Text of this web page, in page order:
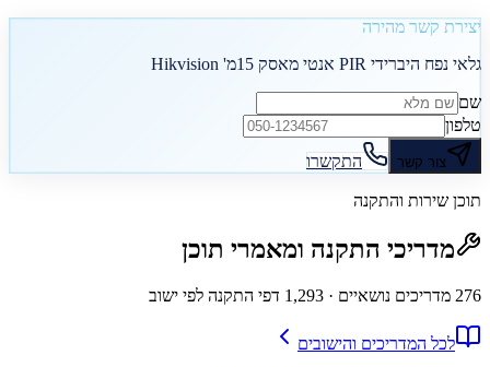
יצירת קשר מהירה
גלאי נפח היברידי PIR אנטי מאסק 15מ' Hikvision
שם
טלפון
צור קשר התקשרו
תוכן שירות והתקנה
מדריכי התקנה ומאמרי תוכן
276 מדריכים נושאיים · 1,293 דפי התקנה לפי ישוב
לכל המדריכים והישובים